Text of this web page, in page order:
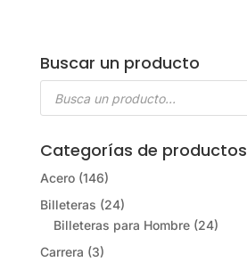
Buscar un producto
Búsqueda
Categorías de productos
Acero (146)
Billeteras (24)
Billeteras para Hombre (24)
Carrera (3)